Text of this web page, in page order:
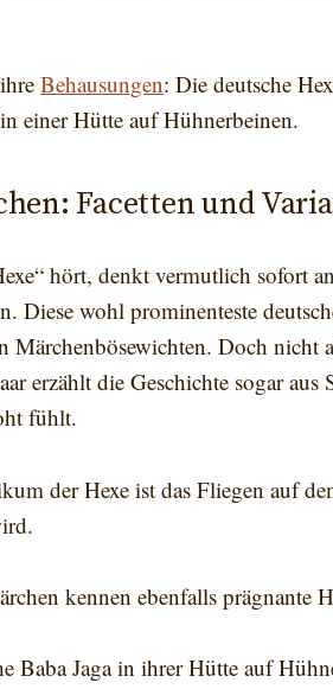
Behausungen: Die deutsche
einer Hütte auf Hühnerbeinen.
Facetten und
hört, denkt vermutlich sofort an
Diese wohl prominenteste
Märchenbösewichten. Doch nicht
erzählt die Geschichte sogar
fühlt.
der Hexe ist das Fliegen auf
kennen ebenfalls prägnante
Baba Jaga in ihrer Hütte auf